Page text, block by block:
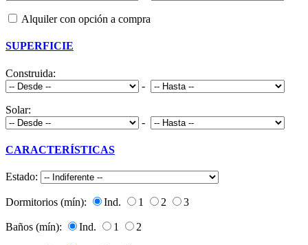
Alquiler con opción a compra
SUPERFICIE
Construida:
-
Solar:
-
CARACTERÍSTICAS
Estado:
Dormitorios (mín): Ind. 1 2 3
Baños (mín): Ind. 1 2